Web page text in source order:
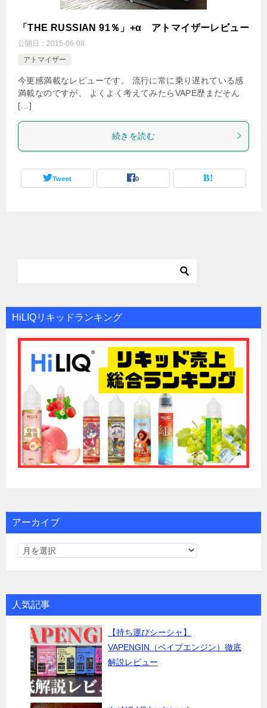
「THE RUSSIAN 91％」+α アトマイザーレビュー
公開日： 2015-06-08
アトマイザー
今更感満載なレビューです。 流行に常に乗り遅れている感
満載なのですが、 よくよく考えてみたらVAPE歴まだそん
[…]
続きを読む
Tweet 0
HiLIQリキッドランキング
アーカイブ
人気記事
【持ち運びシーシャ】
VAPENGIN（ベイプエンジン）徹底
解説レビュー